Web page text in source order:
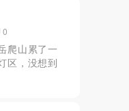
0
爬山累了一
区，没想到
找了一家
大娘，小弟